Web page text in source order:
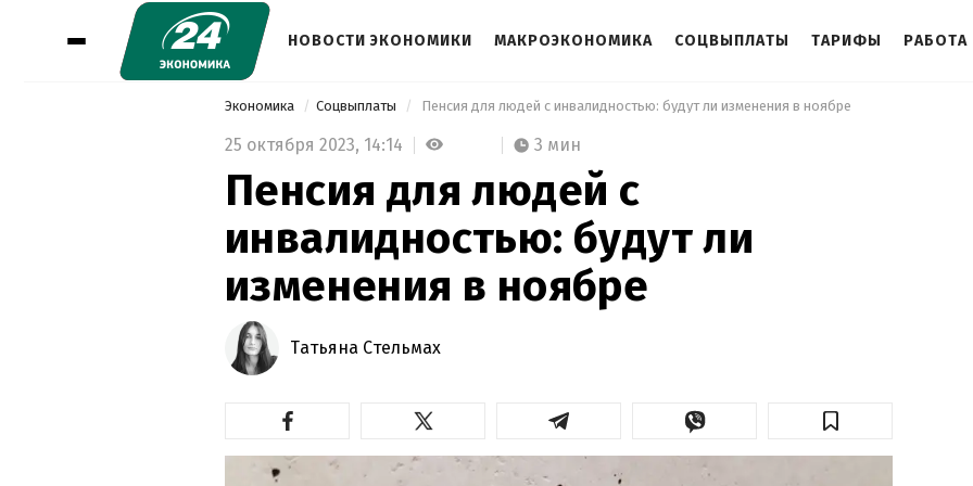
НОВОСТИ ЭКОНОМИКИ МАКРОЭКОНОМИКА СОЦВЫПЛАТЫ ТАРИФЫ РАБОТА
Экономика Соцвыплаты Пенсия для людей с инвалидностью: будут ли изменения в ноябре
25 октября 2023, 14:14 3 мин
Пенсия для людей с
инвалидностью: будут ли
изменения в ноябре
Татьяна Стельмах